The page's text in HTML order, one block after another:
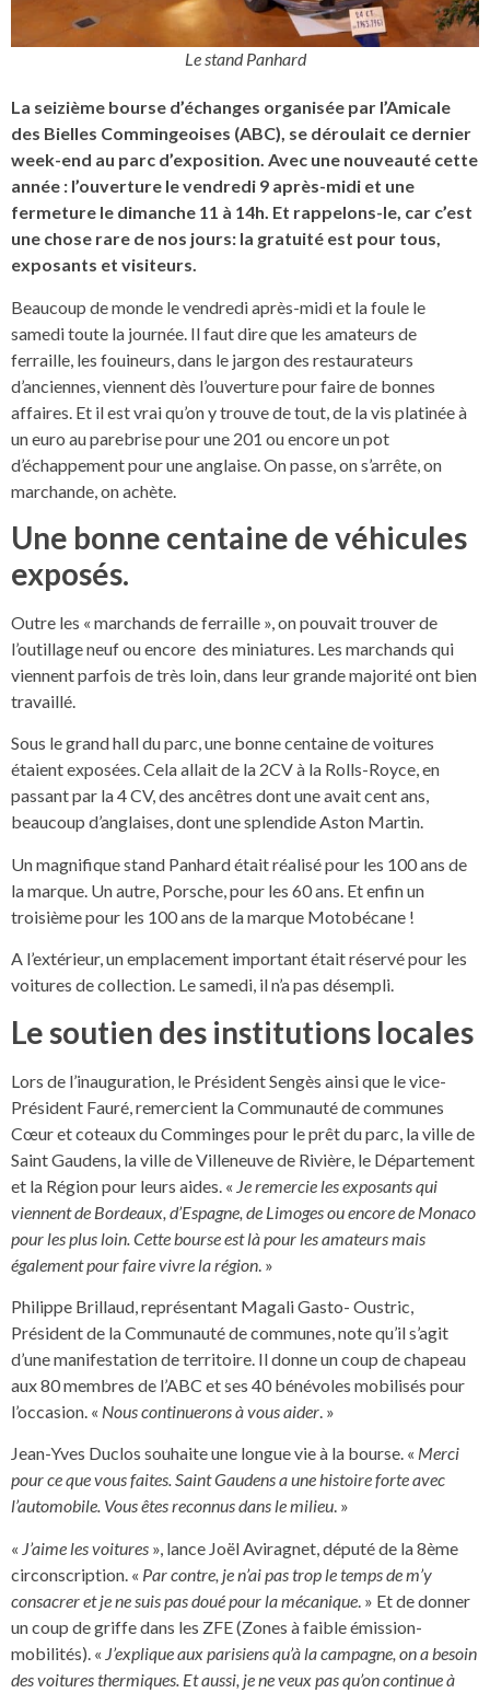
Le stand Panhard
La seizième bourse d’échanges organisée par l’Amicale
des Bielles Commingeoises (ABC), se déroulait ce dernier
week-end au parc d’exposition. Avec une nouveauté cette
année : l’ouverture le vendredi 9 après-midi et une
fermeture le dimanche 11 à 14h. Et rappelons-le, car c’est
une chose rare de nos jours: la gratuité est pour tous,
exposants et visiteurs.
Beaucoup de monde le vendredi après-midi et la foule le
samedi toute la journée. Il faut dire que les amateurs de
ferraille, les fouineurs, dans le jargon des restaurateurs
d’anciennes, viennent dès l’ouverture pour faire de bonnes
affaires. Et il est vrai qu’on y trouve de tout, de la vis platinée à
un euro au parebrise pour une 201 ou encore un pot
d’échappement pour une anglaise. On passe, on s’arrête, on
marchande, on achète.
Une bonne centaine de véhicules
exposés.
Outre les « marchands de ferraille », on pouvait trouver de
l’outillage neuf ou encore des miniatures. Les marchands qui
viennent parfois de très loin, dans leur grande majorité ont bien
travaillé.
Sous le grand hall du parc, une bonne centaine de voitures
étaient exposées. Cela allait de la 2CV à la Rolls-Royce, en
passant par la 4 CV, des ancêtres dont une avait cent ans,
beaucoup d’anglaises, dont une splendide Aston Martin.
Un magnifique stand Panhard était réalisé pour les 100 ans de
la marque. Un autre, Porsche, pour les 60 ans. Et enfin un
troisième pour les 100 ans de la marque Motobécane !
A l’extérieur, un emplacement important était réservé pour les
voitures de collection. Le samedi, il n’a pas désempli.
Le soutien des institutions locales
Lors de l’inauguration, le Président Sengès ainsi que le vice-
Président Fauré, remercient la Communauté de communes
Cœur et coteaux du Comminges pour le prêt du parc, la ville de
Saint Gaudens, la ville de Villeneuve de Rivière, le Département
et la Région pour leurs aides. « Je remercie les exposants qui
viennent de Bordeaux, d’Espagne, de Limoges ou encore de Monaco
pour les plus loin. Cette bourse est là pour les amateurs mais
également pour faire vivre la région . »
Philippe Brillaud, représentant Magali Gasto- Oustric,
Président de la Communauté de communes, note qu’il s’agit
d’une manifestation de territoire. Il donne un coup de chapeau
aux 80 membres de l’ABC et ses 40 bénévoles mobilisés pour
l’occasion. « Nous continuerons à vous aider. »
Jean-Yves Duclos souhaite une longue vie à la bourse. « Merci
pour ce que vous faites. Saint Gaudens a une histoire forte avec
l’automobile. Vous êtes reconnus dans le milieu. »
« J’aime les voitures », lance Joël Aviragnet, député de la 8ème
circonscription. « Par contre, je n’ai pas trop le temps de m’y
consacrer et je ne suis pas doué pour la mécanique . » Et de donner
un coup de griffe dans les ZFE (Zones à faible émission-
mobilités). « J’explique aux parisiens qu’à la campagne, on a besoin
des voitures thermiques. Et aussi, je ne veux pas qu’on continue à